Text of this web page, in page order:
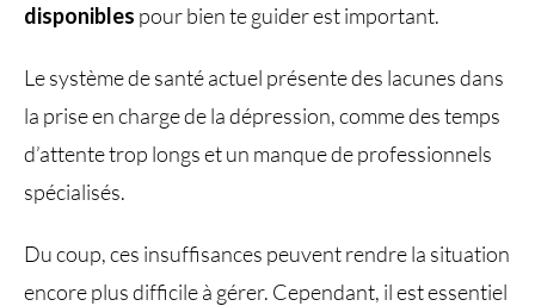
disponibles pour bien te guider est important.
Le système de santé actuel présente des lacunes dans
la prise en charge de la dépression, comme des temps
d’attente trop longs et un manque de professionnels
spécialisés.
Du coup, ces insuffisances peuvent rendre la situation
encore plus difficile à gérer. Cependant, il est essentiel